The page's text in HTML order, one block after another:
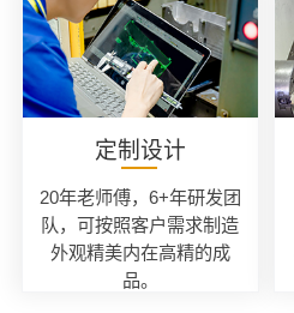
定制设计
20年老师傅，6+年研发团
队，可按照客户需求制造
外观精美内在高精的成
品。